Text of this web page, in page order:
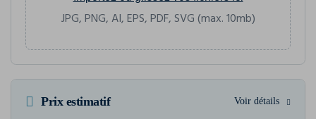
JPG, PNG, AI, EPS, PDF, SVG (max. 10mb)
Prix estimatif Voir détails